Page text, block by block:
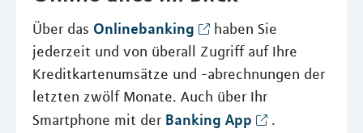
Über das Onlinebanking
haben Sie
jederzeit und von überall Zugriff auf Ihre
Kreditkartenumsätze und -abrechnungen der
letzten zwölf Monate. Auch über Ihr
Smartphone mit der Banking App .